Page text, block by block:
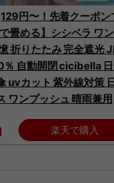
円〜！先着クーポン
畳める】シシベラ ワ
折りたたみ 完全遮光
％ 自動開閉 cicibella
uvカット 紫外線対策
ワンプッシュ 晴雨兼用
楽天で購入